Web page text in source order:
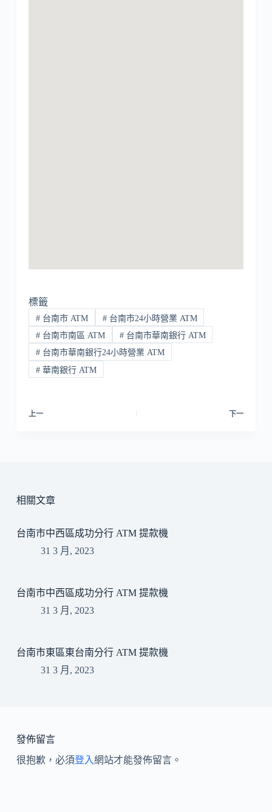
標籤
#台南市 ATM #台南市24小時營業 ATM
#台南市南區 ATM #台南市華南銀行 ATM
#台南市華南銀行24小時營業 ATM
#華南銀行 ATM
上一 下一
相關文章
台南市中西區成功分行 ATM 提款機
31 3 月, 2023
台南市中西區成功分行 ATM 提款機
31 3 月, 2023
台南市東區東台南分行 ATM 提款機
31 3 月, 2023
發佈留言
很抱歉，必須登入網站才能發佈留言。